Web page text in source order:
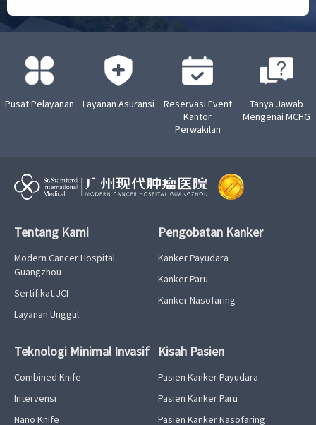
Pusat Pelayanan Layanan Asuransi
Reservasi Event
Kantor
Perwakilan
Tanya Jawab
Mengenai MCHG
Tentang Kami
Modern Cancer Hospital
Guangzhou
Sertifikat JCI
Layanan Unggul
Pengobatan Kanker
Kanker Payudara
Kanker Paru
Kanker Nasofaring
Teknologi Minimal Invasif
Combined Knife
Intervensi
Nano Knife
Kisah Pasien
Pasien Kanker Payudara
Pasien Kanker Paru
Pasien Kanker Nasofaring